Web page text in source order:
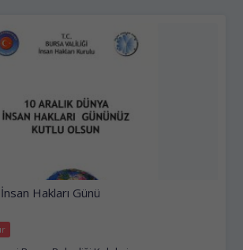
Hakları Günü